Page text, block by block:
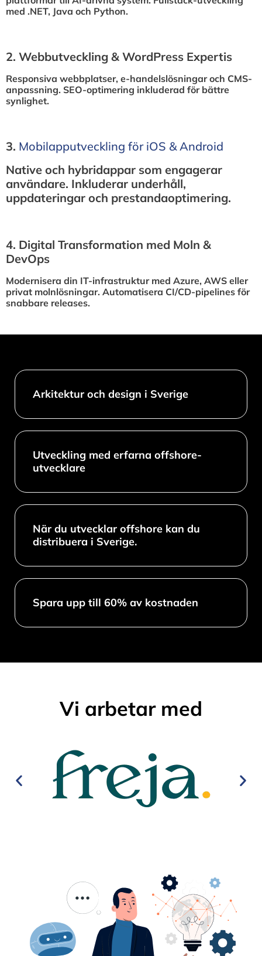
med .NET, Java och Python.
2.⁠ ⁠Webbutveckling & WordPress Expertis
Responsiva webbplatser, e-handelslösningar och CMS-
anpassning. SEO-optimering inkluderad för bättre
synlighet.
3.⁠ ⁠Mobilapputveckling för iOS & Android
Native och hybridappar som engagerar
användare. Inkluderar underhåll,
uppdateringar och prestandaoptimering.
4.⁠ ⁠Digital Transformation med Moln &
DevOps
Modernisera din IT-infrastruktur med Azure, AWS eller
privat molnlösningar. Automatisera CI/CD-pipelines för
snabbare releases.
Arkitektur och design i Sverige​
Utveckling med erfarna offshore-
utvecklare
När du utvecklar offshore kan du
distribuera i Sverige.
Spara upp till 60% av kostnaden
Vi arbetar med